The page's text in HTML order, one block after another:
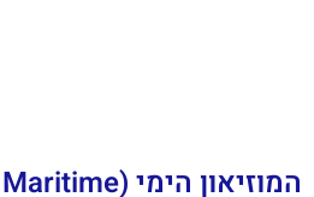
המוזיאון הימי (Maritime